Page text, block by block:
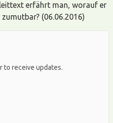
erfährt man, worauf er
(06.06.2016)
to receive updates.